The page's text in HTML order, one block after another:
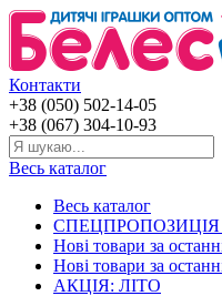
Контакти
+38 (050) 502-14-05
+38 (067) 304-10-93
Весь каталог
Весь каталог
СПЕЦПРОПОЗИЦІЯ
Нові товари за
Нові товари за
АКЦІЯ: ЛІТО